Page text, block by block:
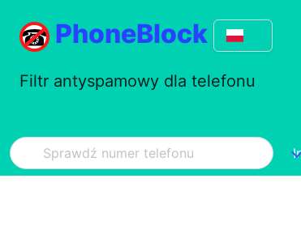
PhoneBlock
Filtr antyspamowy dla telefonu